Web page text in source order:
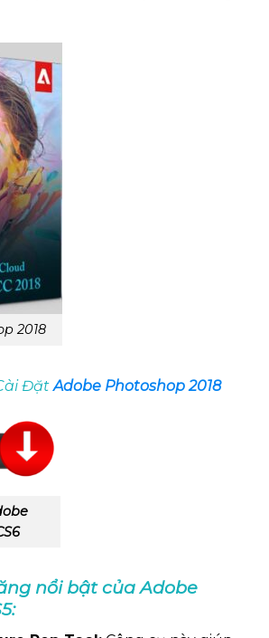
2018
ĐặtAdobe Photoshop 2018
nổi bật của Adobe